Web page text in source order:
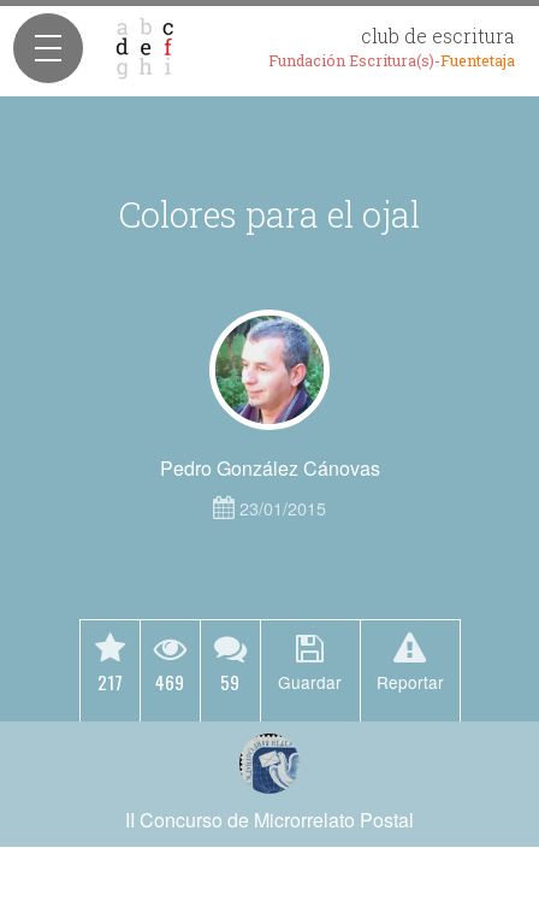
club de escritura
Fundación Escritura(s)-Fuentetaja
Colores para el ojal
Pedro González Cánovas
23/01/2015
217 469 59 Guardar Reportar
II Concurso de Microrrelato Postal